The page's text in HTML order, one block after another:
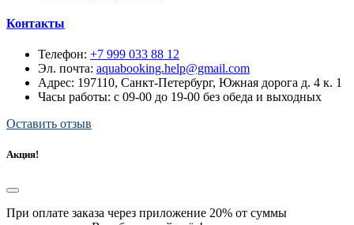
Контакты
Телефон: +7 999 033 88 12
Эл. почта: aquabooking.help@gmail.com
Адрес: 197110, Санкт-Петербург, Южная дорога д. 4 к. 1
Часы работы: с 09-00 до 19-00 без обеда и выходных
Оставить отзыв
Акция!
При оплате заказа через приложение 20% от суммы